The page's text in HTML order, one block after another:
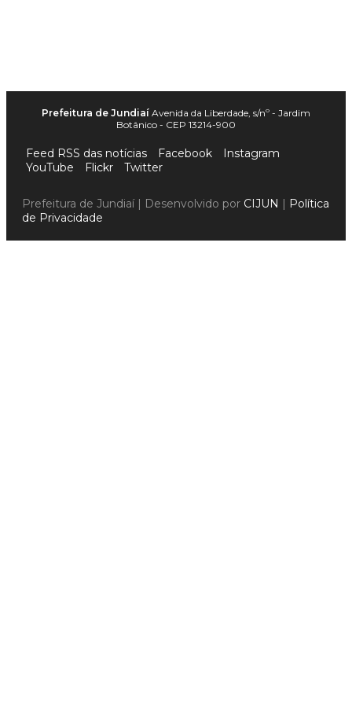
Prefeitura de Jundiaí Avenida da Liberdade, s/nº - Jardim
Botânico - CEP 13214-900
Feed RSS das notícias Facebook
Instagram
YouTube
Flickr Twitter
Prefeitura de Jundiaí | Desenvolvido por CIJUN | Política
de Privacidade